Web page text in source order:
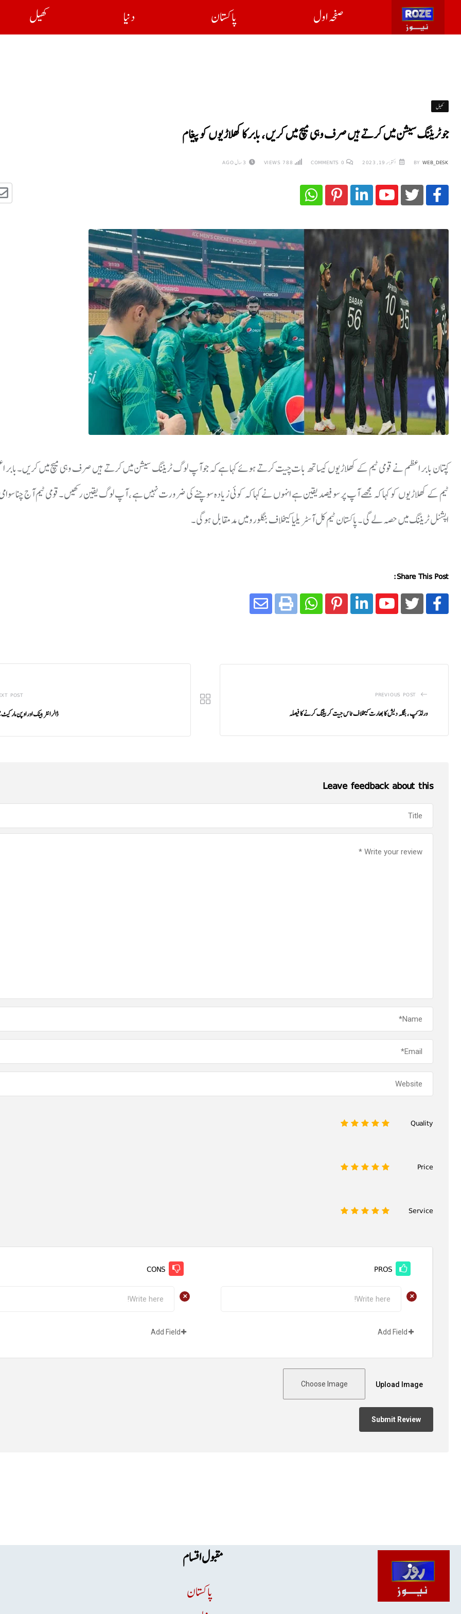
صفحہ اول پاکستان دنیا کھیل
کھیل
جو ٹریننگ سیشن میں کرتے ہیں صرف وہی میچ میں کریں ، بابر کا کھلاڑیوں کو پیغام
BY WEB_DESK اکتوبر 19, 2023 0
788 3 سال AGO
کپتان بابر اعظم نے قومی ٹیم کے کھلاڑیوں کیساتھ بات چیت کرتے ہوئے کہا ہے کہ جوآپ لوگ ٹریننگ سیشن میں کرتے ہیں صرف وہی میچ میں کریں ۔بابر
ٹیم کے کھلاڑیوں کو کہا کہ مجھے آپ پر سو فیصد یقین ہے انہوں نے کہا کہ کوئی زیادہ سوچنے کی ضرورت نہیں ہے ، آپ لوگ یقین رکھیں ۔قومی ٹیم آج چنا
اپشنل ٹریننگ میں حصہ لے گی ۔پاکستان ٹیم کل آسٹر یلیا کیخلاف بنگلورو میں مد مقابل ہوگی ۔
Share This Post:
PREVIOUS POST
ورلڈ کپ ، بنگلہ دیش کا بھارت کیخلاف ٹاس جیت کربیٹنگ کرنے کا فیصلہ
POST
ڈالر انٹر بینک اور اوپن
Leave feedback about this
Quality
5
4
3
2
Price
5
4
3
2
Service
5
4
3
2
PROS
+
Add Field
CONS
+
Add Field
Upload Image
Choose Image
مقبول اقسام
پاکستان